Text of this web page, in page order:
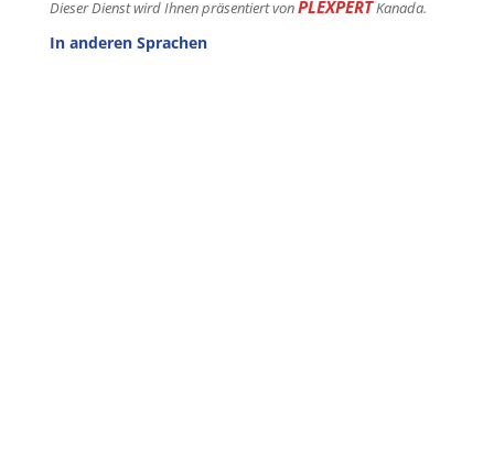
Dieser Dienst wird Ihnen präsentiert vonPLEXPERTKanada.
In anderen Sprachen